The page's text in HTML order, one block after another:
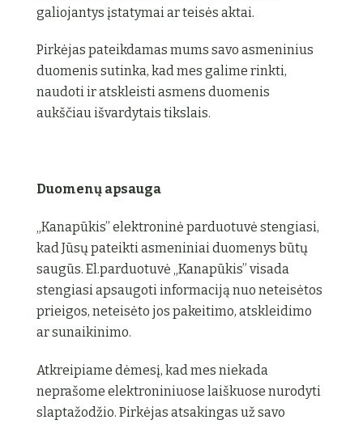
galiojantys įstatymai ar teisės aktai.
Pirkėjas pateikdamas mums savo asmeninius
duomenis sutinka, kad mes galime rinkti,
naudoti ir atskleisti asmens duomenis
aukščiau išvardytais tikslais.
Duomenų apsauga
„Kanapūkis” elektroninė parduotuvė stengiasi,
kad Jūsų pateikti asmeniniai duomenys būtų
saugūs. El.parduotuvė „Kanapūkis” visada
stengiasi apsaugoti informaciją nuo neteisėtos
prieigos, neteisėto jos pakeitimo, atskleidimo
ar sunaikinimo.
Atkreipiame dėmesį, kad mes niekada
neprašome elektroniniuose laiškuose nurodyti
slaptažodžio. Pirkėjas atsakingas už savo